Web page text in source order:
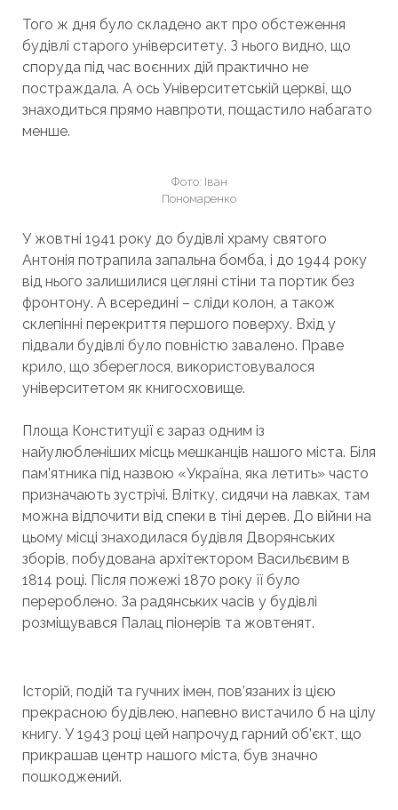
Того ж дня було складено акт про обстеження
будівлі старого університету. З нього видно, що
споруда під час воєнних дій практично не
постраждала. А ось Університетській церкві, що
знаходиться прямо навпроти, пощастило набагато
менше.
Фото: Іван
Пономаренко
У жовтні 1941 року до будівлі храму святого
Антонія потрапила запальна бомба, і до 1944 року
від нього залишилися цегляні стіни та портик без
фронтону. А всередині – сліди колон, а також
склепінні перекриття першого поверху. Вхід у
підвали будівлі було повністю завалено. Праве
крило, що збереглося, використовувалося
університетом як книгосховище.
Площа Конституції є зараз одним із
найулюбленіших місць мешканців нашого міста. Біля
пам’ятника під назвою «Україна, яка летить» часто
призначають зустрічі. Влітку, сидячи на лавках, там
можна відпочити від спеки в тіні дерев. До війни на
цьому місці знаходилася будівля Дворянських
зборів, побудована архітектором Васильєвим в
1814 році. Після пожежі 1870 року її було
перероблено. За радянських часів у будівлі
розміщувався Палац піонерів та жовтенят.
Історій, подій та гучних імен, пов’язаних із цією
прекрасною будівлею, напевно вистачило б на цілу
книгу. У 1943 році цей напрочуд гарний об’єкт, що
прикрашав центр нашого міста, був значно
пошкоджений.